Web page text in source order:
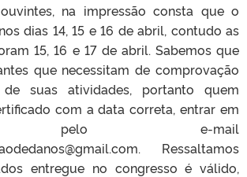
na impressão consta que o
dias 14, 15 e 16 de abril, contudo as
15, 16 e 17 de abril. Sabemos que
que necessitam de comprovação
suas atividades, portanto quem
com a data correta, entrar em
pelo e-mail
Ressaltamos
entregue no congresso é válido,